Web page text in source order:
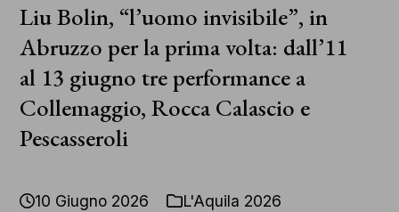
Liu Bolin, “l’uomo invisibile”, in
Abruzzo per la prima volta: dall’11
al 13 giugno tre performance a
Collemaggio, Rocca Calascio e
Pescasseroli
10 Giugno 2026 L'Aquila 2026